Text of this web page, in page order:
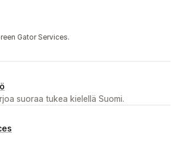
Gator Services.
suoraa tukea kielellä Suomi.